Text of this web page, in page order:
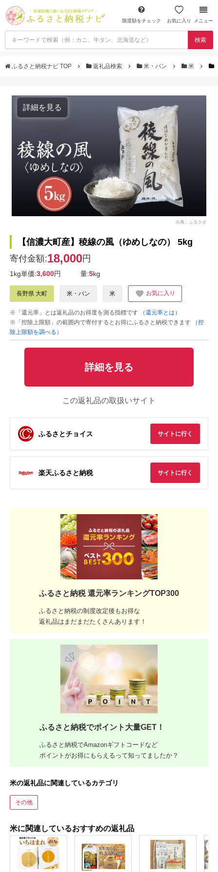
限度額をチェック お気に入り メニュー
検索
ふるさと納税ナビ TOP 返礼品検索 米・パン 米
詳細を見る
出典：ふるラボ
【信濃大町産】稜線の風（ゆめしなの） 5kg
寄付金額:18,000円
1kg単価:3,600円 量:5kg
長野県 大町 米・パン 米 お気に入り
※「還元率」とは返礼品のお得度を測る指標です
（還元率とは）
※「控除上限額」の範囲内で寄付するとお得にふるさと納税できます
（控
除上限額を調べる）
詳細を見る
この返礼品の取扱いサイト
ふるさとチョイス サイトに行く
楽天ふるさと納税 サイトに行く
ふるさと納税 還元率ランキングTOP300
ふるさと納税の制度改定後もお得な
返礼品はまだまだたくさんあります！
ふるさと納税でポイント大量GET！
ふるさと納税でAmazonギフトコードなど
ポイントがお得にもらえるって知ってましたか？
米の返礼品に関連しているカテゴリ
その他
米に関連しているおすすめの返礼品